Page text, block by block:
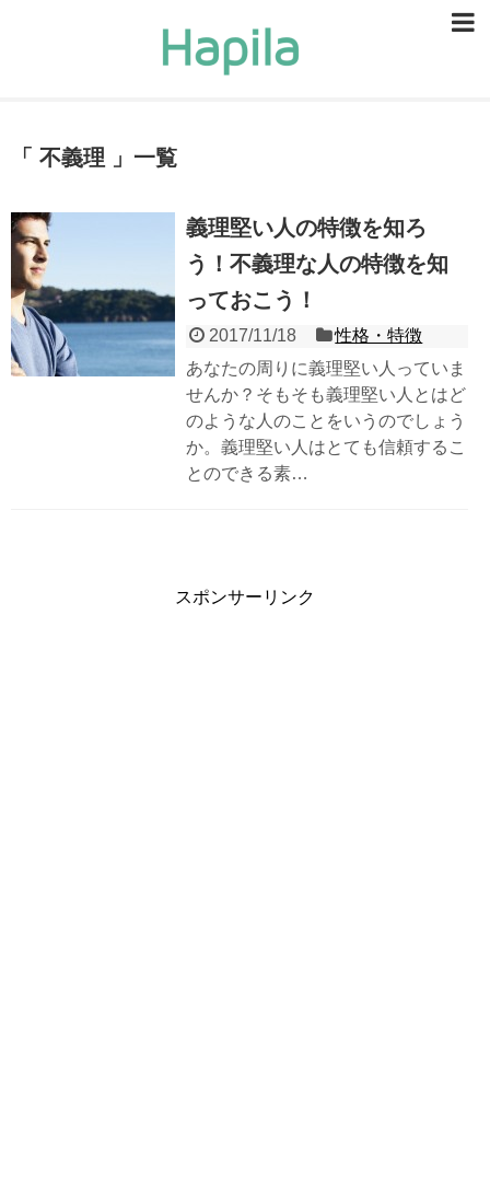
不義理 一覧
義理堅い人の特徴を知ろ
う！不義理な人の特徴を知
っておこう！
2017/11/18
性格・特徴
あなたの周りに義理堅い人っていま
せんか？そもそも義理堅い人とはど
のような人のことをいうのでしょう
か。義理堅い人はとても信頼するこ
とのできる素…
スポンサーリンク
ヘアケア
ヘルスケア
食事・食べ物
恋愛・結婚
ライフスタイル